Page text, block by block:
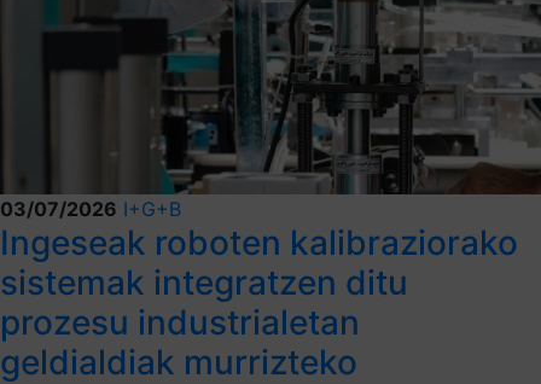
03/07/2026 I+G+B
Ingeseak roboten kalibraziorako
sistemak integratzen ditu
prozesu industrialetan
geldialdiak murrizteko